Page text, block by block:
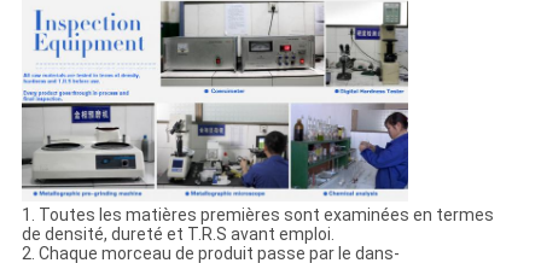
1. Toutes les matières premières sont examinées en termes
de densité, dureté et T.R.S avant emploi.
2. Chaque morceau de produit passe par le dans-